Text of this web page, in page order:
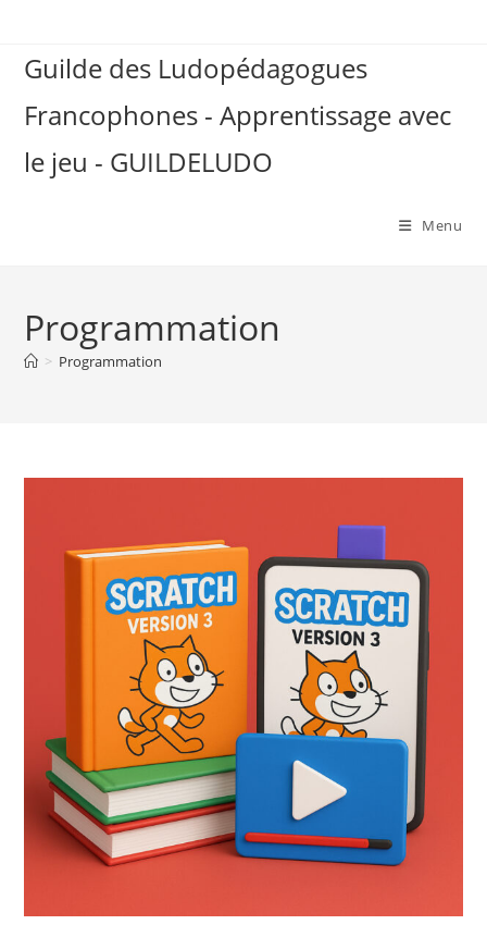
contentGuilde des Ludopédagogues
Francophones - Apprentissage avec
le jeu - GUILDELUDO
Menu
Programmation
> Programmation